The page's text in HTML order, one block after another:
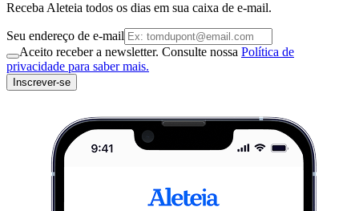
Receba Aleteia todos os dias em sua caixa de e-mail.
Seu endereço de e-mail
Aceito receber a newsletter. Consulte nossa Política de
privacidade para saber mais.
Inscrever-se